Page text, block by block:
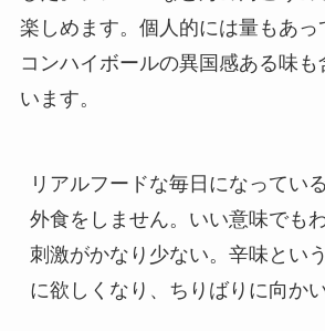
楽しめます。個人的には量もあっ
コンハイボールの異国感ある味も
います。
リアルフードな毎日になってい
外食をしません。いい意味でも
刺激がかなり少ない。辛味とい
に欲しくなり、ちりばりに向かい